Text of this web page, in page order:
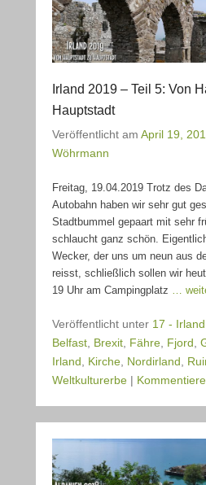
Irland 2019 – Teil 5: Von
Hauptstadt
Veröffentlicht am April 19,
Wöhrmann
Freitag, 19.04.2019 Trotz des
Autobahn haben wir sehr gut
Stadtbummel gepaart mit sehr
schlaucht ganz schön.
Wecker, der uns um neun aus
reisst, schließlich sollen wir
19 Uhr am Campingplatz …
Veröffentlicht unter 17 -
Belfast Brexit Fähre Fjord
Irland
Kirche Nordirland
Weltkulturerbe |